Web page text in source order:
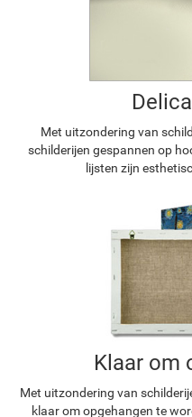
Met uitzondering van
schilderijen gespannen op
lijsten zijn
Klaar om
Met uitzondering van
klaar om opgehangen te